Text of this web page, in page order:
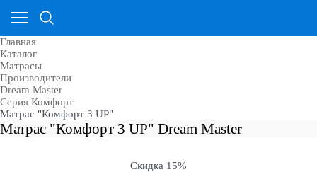
Главная
Каталог
Матрасы
Производители
Dream Master
Серия Комфорт
Матрас "Комфорт 3 UP"
Матрас "Комфорт 3 UP" Dream Master
Скидка 15%